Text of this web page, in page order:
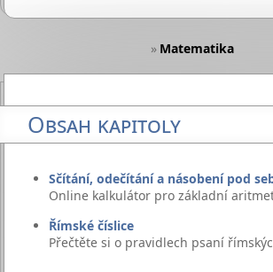
» Matematika
Obsah kapitoly
Sčítání, odečítání a násobení pod
Online kalkulátor pro základní
Římské číslice
Přečtěte si o pravidlech psaní